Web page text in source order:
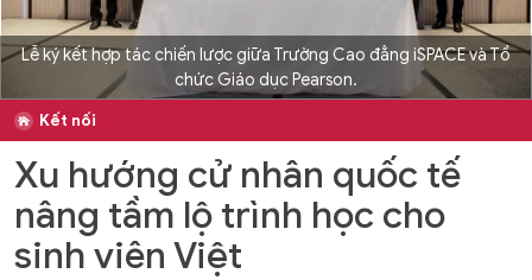
Lễ ký kết hợp tác chiến lược giữa Trường Cao đẳng iSPACE và Tổ
chức Giáo dục Pearson.
Kết nối
Xu hướng cử nhân quốc tế
nâng tầm lộ trình học cho
sinh viên Việt